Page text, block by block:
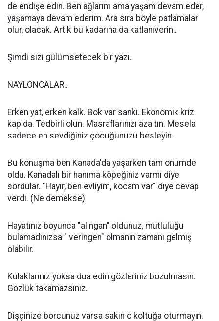
de endişe edin. Ben ağlarım ama yaşam devam eder,
yaşamaya devam ederim. Ara sıra böyle patlamalar
olur, olacak. Artık bu kadarına da katlanıverin..
Şimdi sizi gülümsetecek bir yazı.
NAYLONCALAR..
Erken yat, erken kalk. Bok var sanki. Ekonomik kriz
kapıda. Tedbirli olun. Masraflarınızı azaltın. Mesela
sadece en sevdiğiniz çocuğunuzu besleyin.
Bu konuşma ben Kanada'da yaşarken tam önümde
oldu. Kanadalı bir hanıma köpeğiniz varmı diye
sordular. "Hayır, ben evliyim, kocam var" diye cevap
verdi. (Ne demekse)
Hayatınız boyunca "alıngan" oldunuz, mutluluğu
bulamadınızsa " veringen" olmanın zamanı gelmiş
olabilir.
Kulaklarınız yoksa dua edin gözleriniz bozulmasın.
Gözlük takamazsınız.
Dişçinize borcunuz varsa sakın o koltuğa oturmayın.